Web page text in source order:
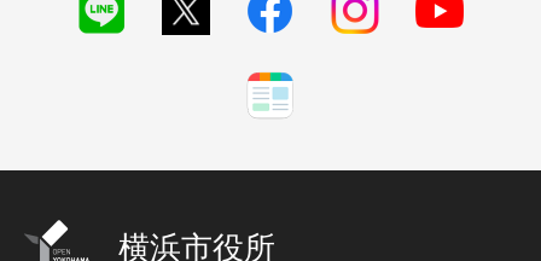
横浜市役所